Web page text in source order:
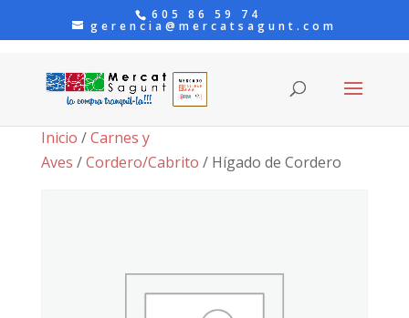
605 86 59 74
gerencia@mercatsagunt.com
Inicio /Carnes y
Aves /Cordero/Cabrito / Hígado de Cordero